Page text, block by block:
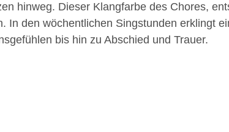
hinweg. Dieser Klangfarbe des Chores,
In den wöchentlichen Singstunden erklingt
bis hin zu Abschied und Trauer.